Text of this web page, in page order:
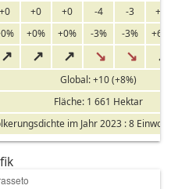
+0 +0 +0 -4 -3
+7
+0% +0% -3% -3%
+6%
↗ ↗ ↗ ↘ ↘ ↗
Global: +10 (+8%)
Fläche: 1 661 Hektar
im Jahr 2023 : 8